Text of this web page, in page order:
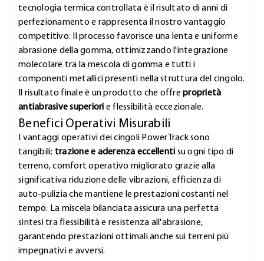
tecnologia termica controllata è il risultato di anni di
perfezionamento e rappresenta il nostro vantaggio
competitivo. Il processo favorisce una lenta e uniforme
abrasione della gomma, ottimizzando l'integrazione
molecolare tra la mescola di gomma e tutti i
componenti metallici presenti nella struttura del cingolo.
Il risultato finale è un prodotto che offreproprietà
antiabrasive superiori e flessibilità eccezionale.
Benefici Operativi Misurabili
I vantaggi operativi dei cingoli PowerTrack sono
tangibili: trazione e aderenza eccellenti su ogni tipo di
terreno, comfort operativo migliorato grazie alla
significativa riduzione delle vibrazioni, efficienza di
auto-pulizia che mantiene le prestazioni costanti nel
tempo. La miscela bilanciata assicura una perfetta
sintesi tra flessibilità e resistenza all'abrasione,
garantendo prestazioni ottimali anche sui terreni più
impegnativi e avversi.